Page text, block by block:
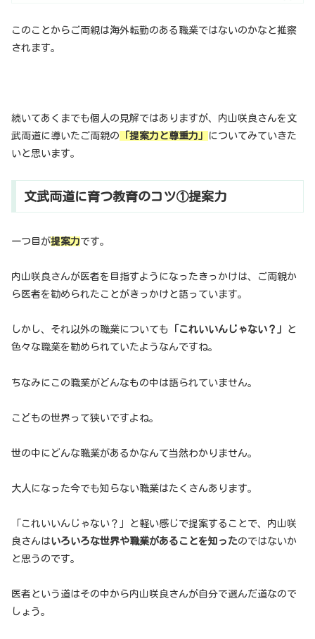
このことからご両親は海外転勤のある職業ではないのかなと推察
されます。
続いてあくまでも個人の見解ではありますが、内山咲良さんを文
武両道に導いたご両親の 「提案力と尊重力」
についてみていきた
いと思います。
文武両道に育つ教育のコツ①提案力
一つ目が提案力です。
内山咲良さんが医者を目指すようになったきっかけは、ご両親か
ら医者を勧められたことがきっかけと語っています。
しかし、それ以外の職業についても 「これいいんじゃない？」
と
色々な職業を勧められていたようなんですね。
ちなみにこの職業がどんなもの中は語られていません。
こどもの世界って狭いですよね。
世の中にどんな職業があるかなんて当然わかりません。
大人になった今でも知らない職業はたくさんあります。
「これいいんじゃない？」と軽い感じで提案することで、内山咲
良さんはいろいろな世界や職業があることを知ったのではないか
と思うのです。
医者という道はその中から内山咲良さんが自分で選んだ道なので
しょう。